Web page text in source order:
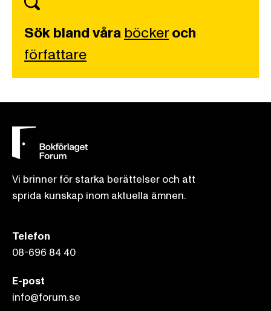
Sök bland våra böckeroch
författare
Vi brinner för starka berättelser och att
sprida kunskap inom aktuella ämnen.
Telefon
08-696 84 40
E-post
info@forum.se